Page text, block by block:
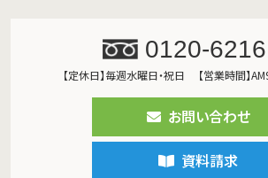
0120-
【定休日】毎週水曜日・祝日 【営業時間】
お問い合わせ
資料請求